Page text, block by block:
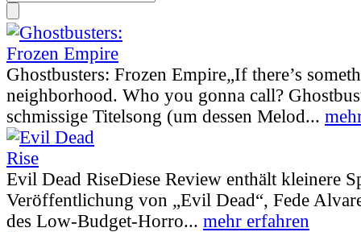
Ghostbusters: Frozen Empire„If there’s
neighborhood. Who you gonna call?
schmissige Titelsong (um dessen Melod...
Evil Dead RiseDiese Review enthält kleinere
Veröffentlichung von „Evil Dead“, Fede
des Low-Budget-Horro... mehr erfahren